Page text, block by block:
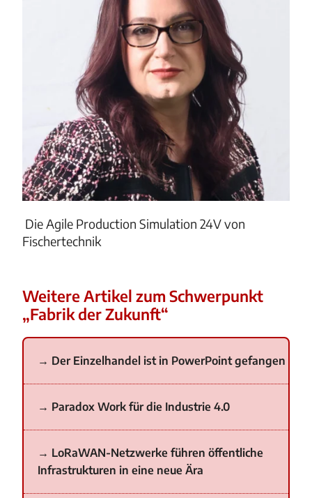
Die Agile Production Simulation 24V von
Fischertechnik
Weitere Artikel zum Schwerpunkt
„Fabrik der Zukunft“
Der Einzelhandel ist in PowerPoint gefangen
Paradox Work für die Industrie 4.0
LoRaWAN-Netzwerke führen öffentliche
Infrastrukturen in eine neue Ära